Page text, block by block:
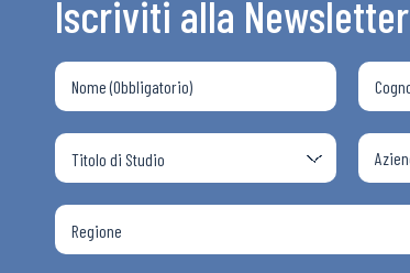
Iscriviti alla Newsletter